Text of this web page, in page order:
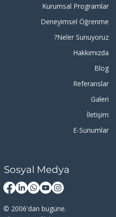
Kurumsal Programlar
Deneyimsel Öğrenme
Neler Sunuyoruz?
Hakkımızda
Blog
Referanslar
Galeri
İletişim
E-Sunumlar
Sosyal Medya
© 2006'dan bugüne.